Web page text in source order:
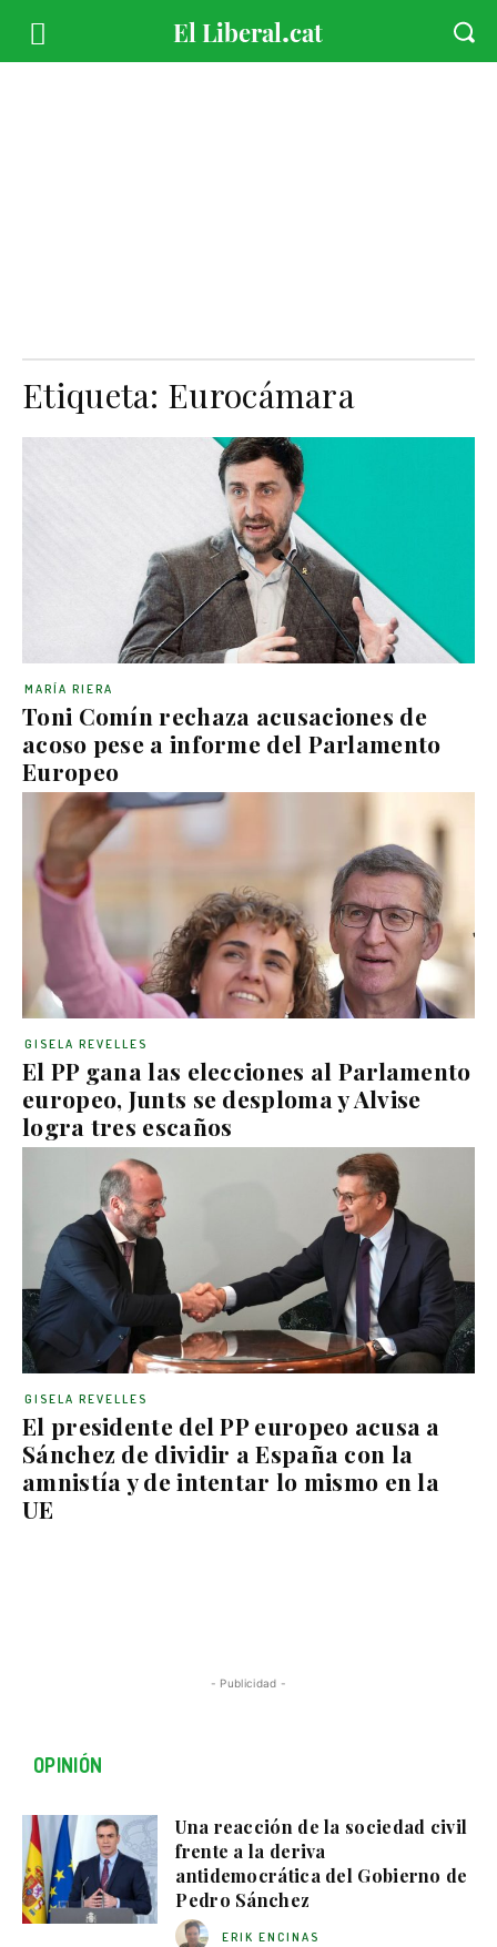
Etiqueta: Eurocámara
Toni Comín rechaza acusaciones de
acoso pese a informe del Parlamento
Europeo
MARÍA RIERA
El PP gana las elecciones al Parlamento
europeo, Junts se desploma y Alvise
logra tres escaños
GISELA REVELLES
El presidente del PP europeo acusa a
Sánchez de dividir a España con la
amnistía y de intentar lo mismo en la
UE
GISELA REVELLES
- Publicidad -
OPINIÓN
Una reacción de la sociedad civil
frente a la deriva
antidemocrática del Gobierno de
Pedro Sánchez
ERIK ENCINAS